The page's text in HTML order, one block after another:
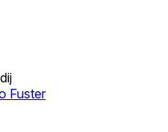
Fuster